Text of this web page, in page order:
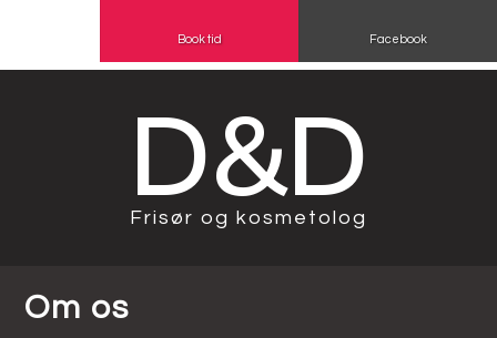
Book tid Facebook
D&D​
Frisør og kosmetolog​
Om os